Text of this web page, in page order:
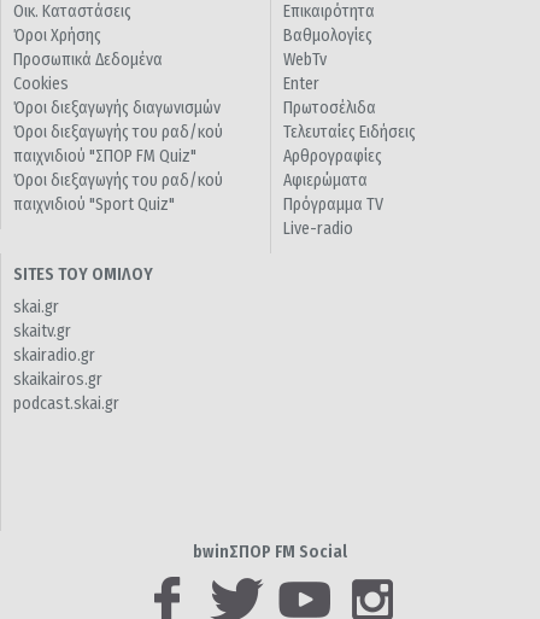
Οικ. Καταστάσεις
Όροι Χρήσης
Προσωπικά Δεδομένα
Cookies
Όροι διεξαγωγής διαγωνισμών
Όροι διεξαγωγής του ραδ/κού
παιχνιδιού "ΣΠΟΡ FM Quiz"
Όροι διεξαγωγής του ραδ/κού
παιχνιδιού "Sport Quiz"
Επικαιρότητα
Βαθμολογίες
WebTv
Enter
Πρωτοσέλιδα
Τελευταίες Ειδήσεις
Αρθρογραφίες
Αφιερώματα
Πρόγραμμα TV
Live-radio
SITES ΤΟΥ ΟΜΙΛΟΥ
skai.gr
skaitv.gr
skairadio.gr
skaikairos.gr
podcast.skai.gr
bwinΣΠΟΡ FM Social